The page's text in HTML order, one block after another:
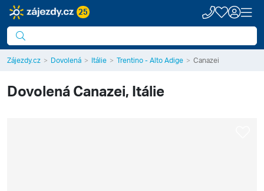
25
Zájezdy.cz Dovolená Itálie Trentino - Alto Adige Canazei
Dovolená Canazei, Itálie